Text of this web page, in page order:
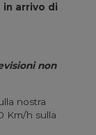
arrivo di
non
nostra
Km/h sulla